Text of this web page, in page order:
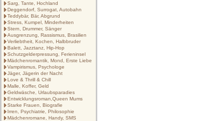
Sarg, Tante, Hochland
Deggendorf, Surrogat, Autobahn
Teddybär, Bär, Abgrund
Stress, Kumpel, Minderheiten
Stern, Drummer, Sänger
Ausgrenzung, Rassismus, Brasilien
Verliebtheit, Kochen, Halbbruder
Balett, Jazztanz, Hip-Hop
Schutzgelderpressung, Ferieninsel
Mädchenromantik, Mond, Erste Liebe
Vampirismus, Psychologe
Jäger, Jägerin der Nacht
Love & Thrill & Chill
Malle, Koffer, Geld
Geldwäsche, Urlaubsparadies
Entwicklungsroman,Queen Mums
Starke Frauen, Biografie
Irren, Psychiatrie, Philosophie
Mädchenromane, Handy, SMS